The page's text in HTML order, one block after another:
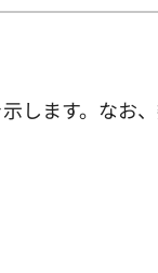
します。なお